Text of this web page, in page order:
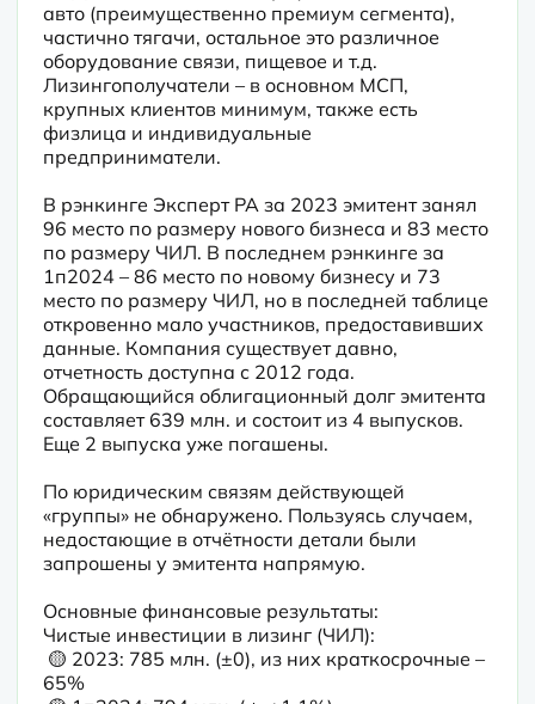
авто (преимущественно премиум сегмента),
частично тягачи, остальное это различное
оборудование связи, пищевое и т.д.
Лизингополучатели – в основном МСП,
крупных клиентов минимум, также есть
физлица и индивидуальные
предприниматели.
В рэнкинге Эксперт РА за 2023 эмитент занял
96 место по размеру нового бизнеса и 83 место
по размеру ЧИЛ. В последнем рэнкинге за
1п2024 – 86 место по новому бизнесу и 73
место по размеру ЧИЛ, но в последней таблице
откровенно мало участников, предоставивших
данные. Компания существует давно,
отчетность доступна с 2012 года.
Обращающийся облигационный долг эмитента
составляет 639 млн. и состоит из 4 выпусков.
Еще 2 выпуска уже погашены.
По юридическим связям действующей
«группы» не обнаружено. Пользуясь случаем,
недостающие в отчётности детали были
запрошены у эмитента напрямую.
Основные финансовые результаты:
Чистые инвестиции в лизинг (ЧИЛ):
🟡 2023: 785 млн. (±0), из них краткосрочные –
65%